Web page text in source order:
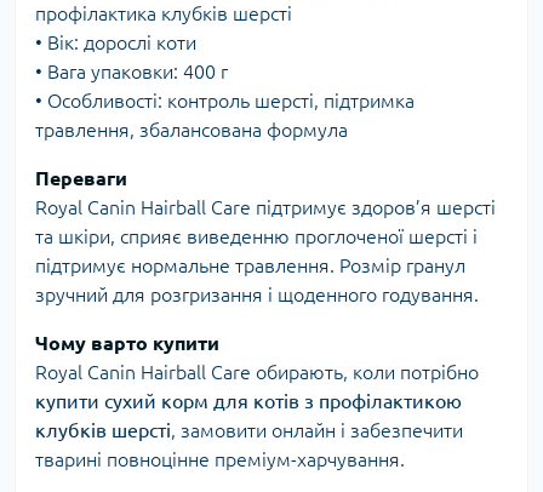
профілактика клубків шерсті
• Вік: дорослі коти
• Вага упаковки: 400 г
• Особливості: контроль шерсті, підтримка
травлення, збалансована формула
Переваги
Royal Canin Hairball Care підтримує здоров’я шерсті
та шкіри, сприяє виведенню проглоченої шерсті і
підтримує нормальне травлення. Розмір гранул
зручний для розгризання і щоденного годування.
Чому варто купити
Royal Canin Hairball Care обирають, коли потрібно
купити сухий корм для котів з профілактикою
клубків шерсті, замовити онлайн і забезпечити
тварині повноцінне преміум-харчування.